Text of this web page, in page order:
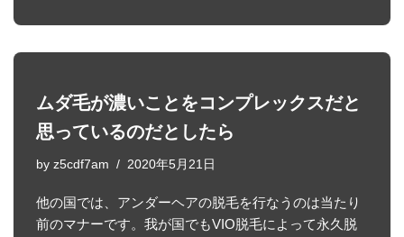
ムダ毛が濃いことをコンプレックスだと
思っているのだとしたら
by z5cdf7am 2020年5月21日
他の国では、アンダーヘアの脱毛を行なうのは当たり
前のマナーです。我が国でもVIO脱毛によって永久脱